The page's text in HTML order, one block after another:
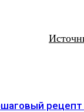
рецепт